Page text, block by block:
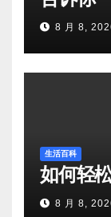
8 月 8,
生活百科
如何轻
8 月 8,